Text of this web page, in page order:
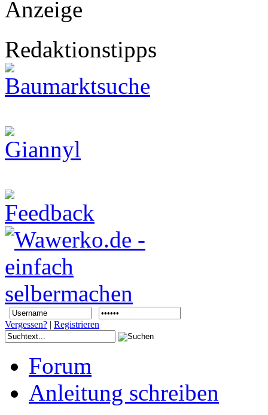
Anzeige
Redaktionstipps
Vergessen? | Registrieren
Forum
Anleitung schreiben